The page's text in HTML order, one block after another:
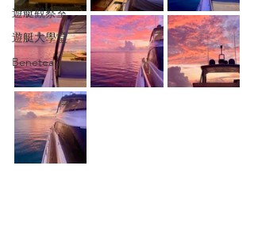
遊艇觀察室
遊艇大學堂
Beneteau